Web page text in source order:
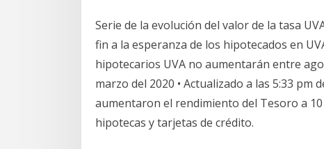
Serie de la evolución del valor de la tasa
fin a la esperanza de los hipotecados en
hipotecarios UVA no aumentarán entre
marzo del 2020 • Actualizado a las 5:33
aumentaron el rendimiento del Tesoro a
hipotecas y tarjetas de crédito.